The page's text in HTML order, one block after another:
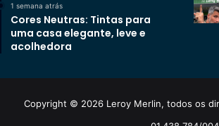
1 semana atrás
Cores Neutras: Tintas para
uma casa elegante, leve e
acolhedora
Copyright © 2026 Leroy Merlin, todos os